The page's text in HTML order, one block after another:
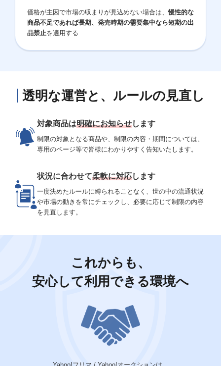
価格が主因で市場の収まりが見込めない場合は、慢性的な
商品不足であれば長期、発売時期の需要集中なら短期の出
品禁止を適用する
透明な運営と、ルールの見直し
アイコン
対象商品は明確にお知らせします
制限の対象となる商品や、制限の内容・期間については、
専用のページ等で皆様にわかりやすく告知いたします。
状況に合わせて柔軟に対応します
一度決めたルールに縛られることなく、世の中の流通状況
や市場の動きを常にチェックし、必要に応じて制限の内容
を見直します。
これからも、
安心して利用できる環境へ